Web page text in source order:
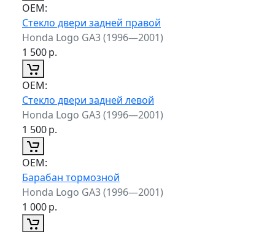
ОЕМ:
Стекло двери задней правой
Honda Logo GA3 (1996—2001)
1 500р.
ОЕМ:
Стекло двери задней левой
Honda Logo GA3 (1996—2001)
1 500р.
ОЕМ:
Барабан тормозной
Honda Logo GA3 (1996—2001)
1 000р.